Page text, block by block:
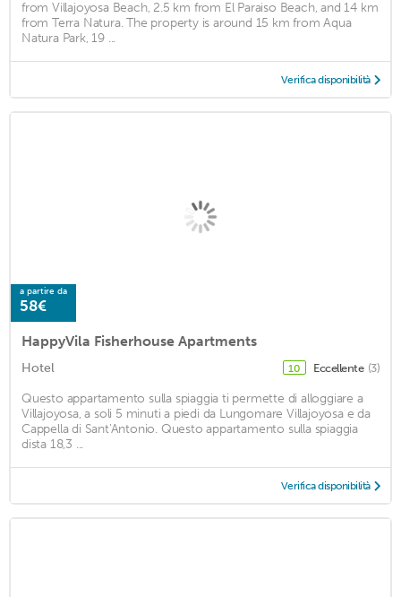
from Villajoyosa Beach, 2.5 km from El Paraiso Beach, and 14 km
from Terra Natura. The property is around 15 km from Aqua
Natura Park, 19 ...
Verifica disponibilità
a partire da
58€
HappyVila Fisherhouse Apartments
Hotel 10 Eccellente (3)
Questo appartamento sulla spiaggia ti permette di alloggiare a
Villajoyosa, a soli 5 minuti a piedi da Lungomare Villajoyosa e da
Cappella di Sant'Antonio. Questo appartamento sulla spiaggia
dista 18,3 ...
Verifica disponibilità